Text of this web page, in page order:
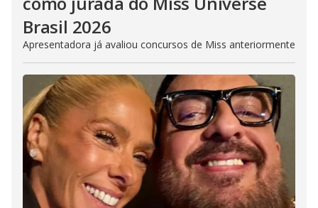
Brasil 2026
Apresentadora já avaliou concursos de Miss anteriormente